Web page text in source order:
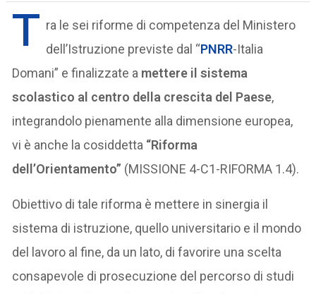
T ra le sei riforme di competenza del Ministero
dell’Istruzione previste dal “PNRR-Italia
Domani” e finalizzate a mettere il sistema
scolastico al centro della crescita del Paese,
integrandolo pienamente alla dimensione europea,
vi è anche la cosiddetta “Riforma
dell’Orientamento” (MISSIONE 4-C1-RIFORMA 1.4).
Obiettivo di tale riforma è mettere in sinergia il
sistema di istruzione, quello universitario e il mondo
del lavoro al fine, da un lato, di favorire una scelta
consapevole di prosecuzione del percorso di studi